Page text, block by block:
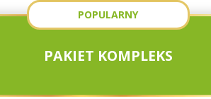
POPULARNY
PAKIET KOMPLEKS